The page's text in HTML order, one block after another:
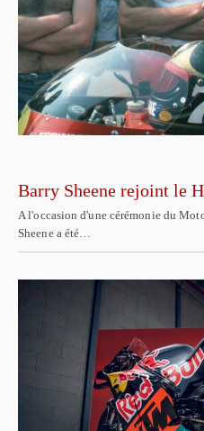
Barry Sheene rejoint le
A l'occasion d'une cérémonie du
Sheene a été…